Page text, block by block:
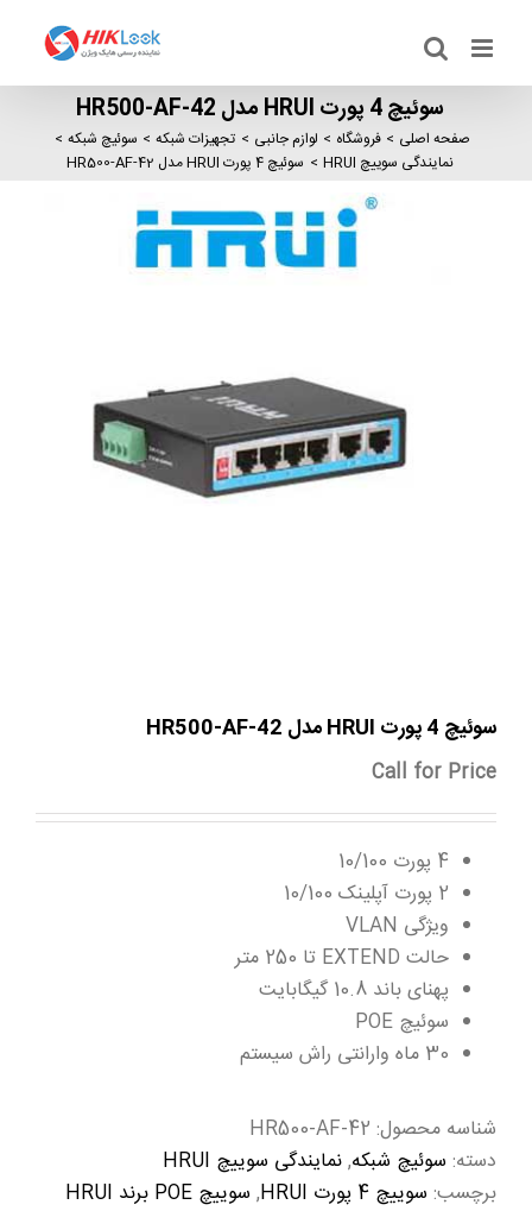
content
سوئیچ 4 پورت HRUI مدل HR500-AF-42
صفحه اصلی فروشگاه لوازم جانبی تجهیزات شبکه
سوئیچ شبکه
نمایندگی سوییچ HRUI
سوئیچ 4 پورت HRUI مدل HR500-AF-42
سوئیچ 4 پورت HRUI مدل HR500-AF-42
Call for Price
4 پورت 10/100
2 پورت آپلینک 10/100
ویژگی VLAN
حالت EXTEND تا 250 متر
پهنای باند 10.8 گیگابایت
سوئیچ POE
30 ماه وارانتی راش سیستم
شناسه محصول: HR500-AF-42
دسته: سوئیچ شبکه,نمایندگی سوییچ HRUI
برچسب: سوییچ 4 پورت HRUI , سوییچ POE برند HRUI